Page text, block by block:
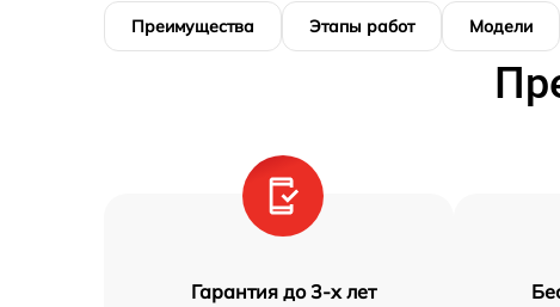
Преимущества Этапы работ Модели
Гарантия до 3-х лет